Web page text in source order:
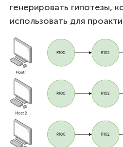
генерировать гипотезы,
использовать для